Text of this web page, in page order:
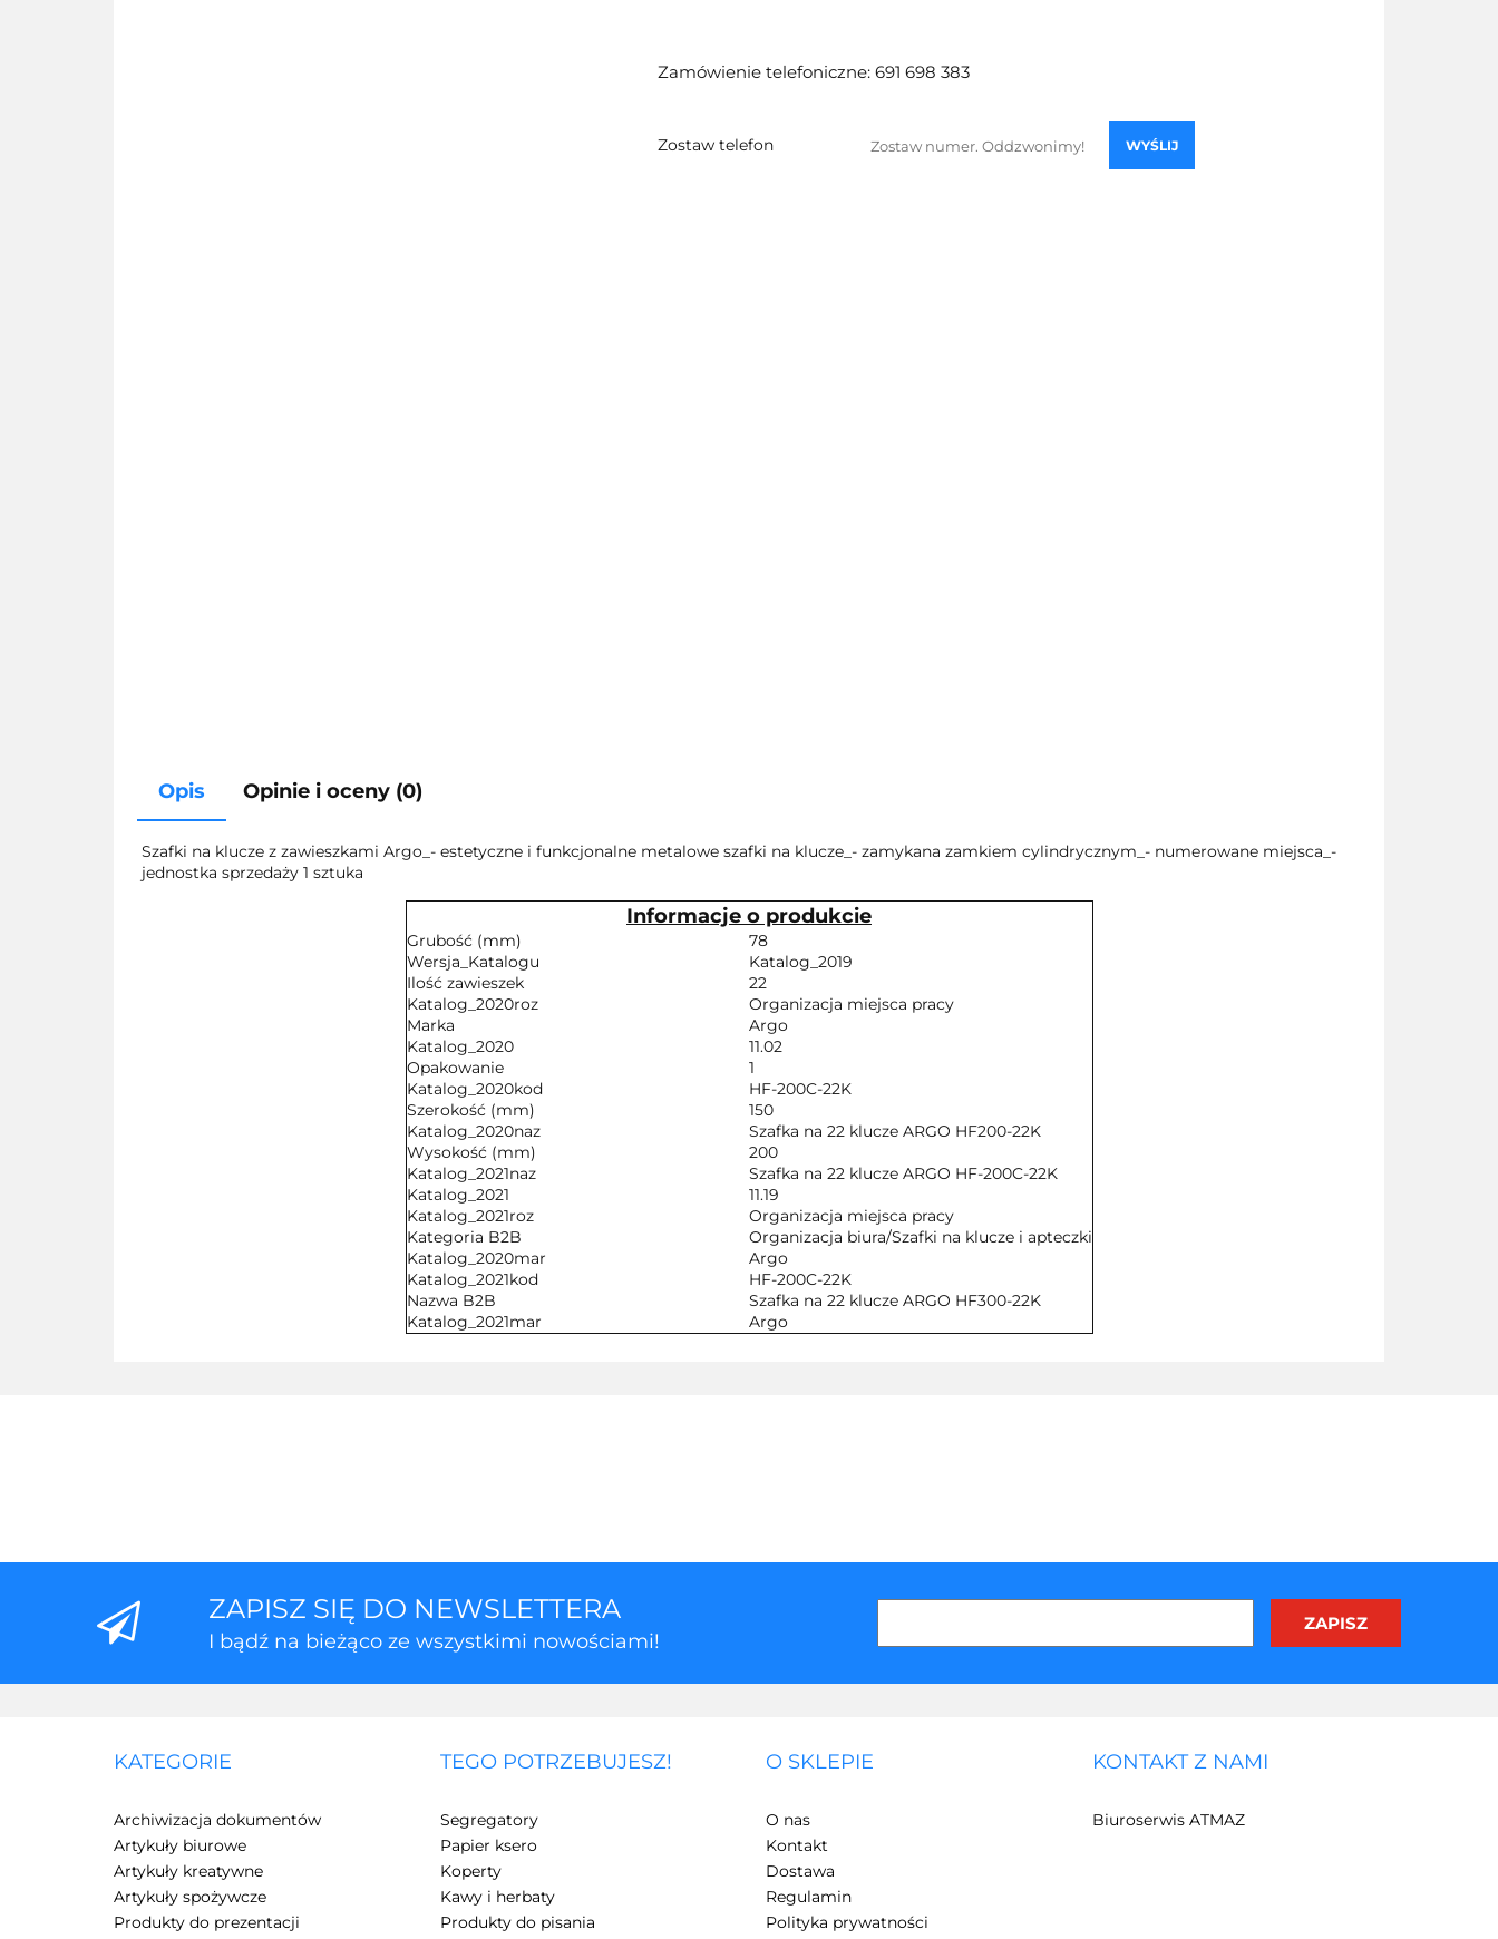
Zamówienie telefoniczne: 691 698 383
Zostaw telefon WYŚLIJ
Opis Opinie i oceny (0)
Szafki na klucze z zawieszkami Argo_- estetyczne i funkcjonalne metalowe szafki na klucze_- zamykana zamkiem cylindrycznym_- numerowane miejsca_-
jednostka sprzedaży 1 sztuka
Informacje o produkcie
Grubość (mm)
78
Wersja_Katalogu
Katalog_2019
Ilość zawieszek
22
Katalog_2020roz
Organizacja miejsca pracy
Marka
Argo
Katalog_2020
11.02
Opakowanie
1
Katalog_2020kod
HF-200C-22K
Szerokość (mm)
150
Katalog_2020naz
Szafka na 22 klucze ARGO HF200-22K
Wysokość (mm)
200
Katalog_2021naz
Szafka na 22 klucze ARGO HF-200C-22K
Katalog_2021
11.19
Katalog_2021roz
Organizacja miejsca pracy
Kategoria B2B
Organizacja biura/Szafki na klucze i apteczki
Katalog_2020mar
Argo
Katalog_2021kod
HF-200C-22K
Nazwa B2B
Szafka na 22 klucze ARGO HF300-22K
Katalog_2021mar
Argo
ZAPISZ SIĘ DO NEWSLETTERA
I bądź na bieżąco ze wszystkimi nowościami!
KATEGORIE
Archiwizacja dokumentów
Artykuły biurowe
Artykuły kreatywne
Artykuły spożywcze
Produkty do prezentacji
TEGO POTRZEBUJESZ!
Segregatory
Papier ksero
Koperty
Kawy i herbaty
Produkty do pisania
O SKLEPIE
O nas
Kontakt
Dostawa
Regulamin
Polityka prywatności
KONTAKT Z NAMI
Biuroserwis ATMAZ